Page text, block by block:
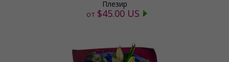
Плезир
от $45.00 US